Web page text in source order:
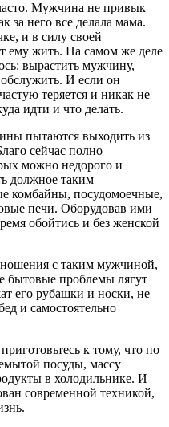
Мужчина не привык
за него все делала мама.
и в силу своей
ему жить. На самом же деле
вырастить мужчину,
И если он
теряется и никак не
идти и что делать.
пытаются выходить из
сейчас полно
можно недорого и
должное таким
комбайны, посудомоечные,
печи. Оборудовав ими
обойтись и без женской
с таким мужчиной,
бытовые проблемы лягут
его рубашки и носки, не
и самостоятельно
к тому, что по
посуды, массу
в холодильнике. И
современной техникой,